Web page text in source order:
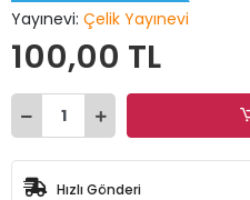
Yayınevi: Çelik Yayınevi
100,00 TL
Hızlı Gönderi